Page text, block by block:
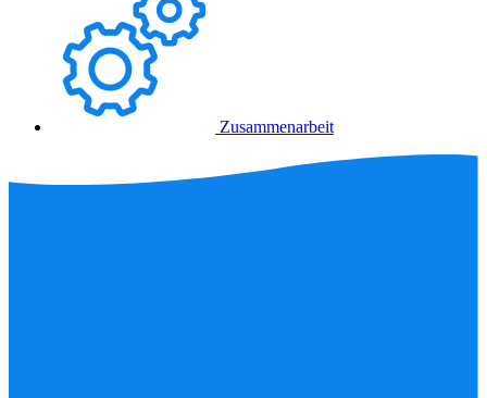
Zusammenarbeit